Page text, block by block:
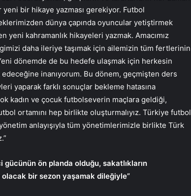
yeni bir hikaye yazması gerekiyor. Futbol
dünya çapında oyuncular yetiştirmek
kahramanlık hikayeleri yazmak. Amacımız
daha ileriye taşımak için ailemizin tüm fertlerinin
dönemde de bu hedefe ulaşmak için herkesin
inanıyorum. Bu dönem, geçmişten ders
yaparak farklı sonuçlar bekleme hatasına
kadın ve çocuk futbolseverin maçlara geldiği,
ortamını hep birlikte oluşturmalıyız. Türkiye futbol
anlayışıyla tüm yönetimlerimizle birlikte Türk
ön planda olduğu, sakatlıkların
bir sezon yaşamak dileğiyle”